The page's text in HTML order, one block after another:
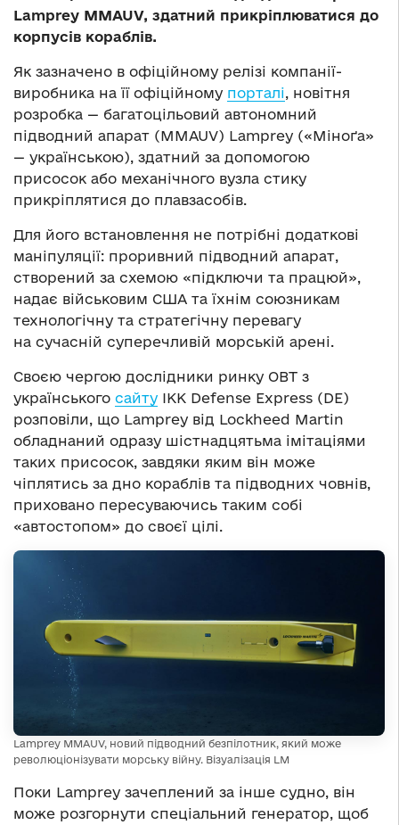
Lamprey MMAUV, здатний прикріплюватися до
корпусів кораблів.
Як зазначено в офіційному релізі компанії-
виробника на її офіційному порталі, новітня
розробка — багатоцільовий автономний
підводний апарат (MMAUV) Lamprey («Міноґа»
— українською), здатний за допомогою
присосок або механічного вузла стику
прикріплятися до плавзасобів.
Для його встановлення не потрібні додаткові
маніпуляції: проривний підводний апарат,
створений за схемою «підключи та працюй»,
надає військовим США та їхнім союзникам
технологічну та стратегічну перевагу
на сучасній суперечливій морській арені.
Своєю чергою дослідники ринку ОВТ з
українського сайту ІКК Defense Express (DE)
розповіли, що Lamprey від Lockheed Martin
обладнаний одразу шістнадцятьма імітаціями
таких присосок, завдяки яким він може
чіплятись за дно кораблів та підводних човнів,
приховано пересуваючись таким собі
«автостопом» до своєї цілі.
Lamprey MMAUV, новий підводний безпілотник, який може
революціонізувати морську війну. Візуалізація LM
Поки Lamprey зачеплений за інше судно, він
може розгорнути спеціальний генератор, щоб